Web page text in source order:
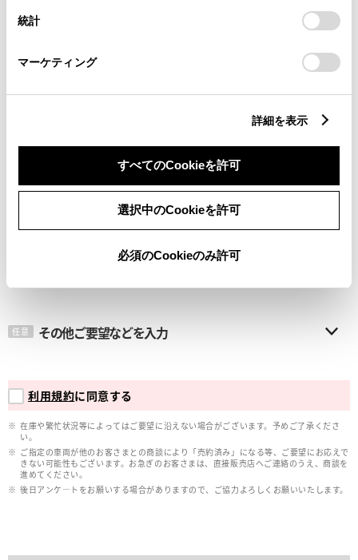
設定の変更、同意を撤回したりするにあたっては、当社の
「Cookie（クッキー）情報の取り扱いについて
」をご覧くだ
統計
マーケティング
詳細を表示
すべてのCookieを許可
選択中のCookieを許可
必須のCookieのみ許可
メールアドレス
任意 その他ご要望などを入力
利用規約に同意する
在庫や繁忙状況等によってはご要望に沿えない場合がございます。予めご了承くださ
い。
ご指定の車両が他のお客さまとの商談により「売約済み」になる等、ご要望にお応えで
きない可能性もございます。お急ぎのお客さまは、直接販売店へご連絡のうえ、商談を
進めてください。
後日アンケ―トをお願いする場合がありますので、ご協力よろしくお願いいたします。